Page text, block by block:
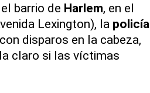
barrio de Harlem, en el
Lexington), la policía
disparos en la cabeza,
claro si las víctimas